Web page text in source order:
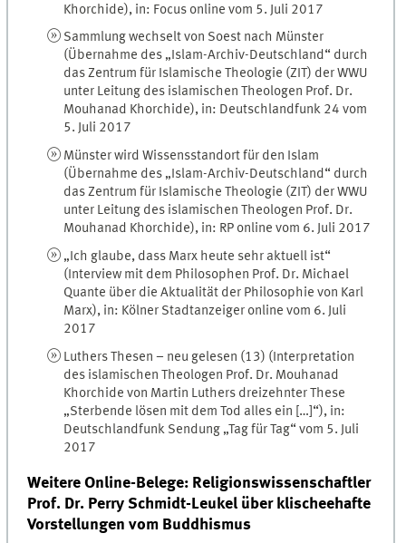
Khorchide), in: Focus online vom 5. Juli 2017
Sammlung wechselt von Soest nach Münster
(Übernahme des „Islam-Archiv-Deutschland“ durch
das Zentrum für Islamische Theologie (ZIT) der WWU
unter Leitung des islamischen Theologen Prof. Dr.
Mouhanad Khorchide), in: Deutschlandfunk 24 vom
5. Juli 2017
Münster wird Wissensstandort für den Islam
(Übernahme des „Islam-Archiv-Deutschland“ durch
das Zentrum für Islamische Theologie (ZIT) der WWU
unter Leitung des islamischen Theologen Prof. Dr.
Mouhanad Khorchide), in: RP online vom 6. Juli 2017
„Ich glaube, dass Marx heute sehr aktuell ist“
(Interview mit dem Philosophen Prof. Dr. Michael
Quante über die Aktualität der Philosophie von Karl
Marx), in: Kölner Stadtanzeiger online vom 6. Juli
2017
Luthers Thesen – neu gelesen (13) (Interpretation
des islamischen Theologen Prof. Dr. Mouhanad
Khorchide von Martin Luthers dreizehnter These
„Sterbende lösen mit dem Tod alles ein […]“), in:
Deutschlandfunk Sendung „Tag für Tag“ vom 5. Juli
2017
Weitere Online-Belege: Religionswissenschaftler
Prof. Dr. Perry Schmidt-Leukel über klischeehafte
Vorstellungen vom Buddhismus